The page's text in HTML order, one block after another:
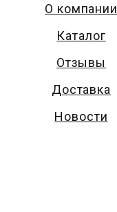
О компании
Каталог
Отзывы
Доставка
Новости